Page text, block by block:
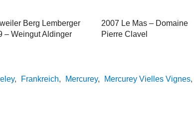
Berg Lemberger
– Weingut Aldinger
2007 Le Mas – Domaine
Pierre Clavel
, Frankreich, Mercurey, Mercurey Vielles Vignes,